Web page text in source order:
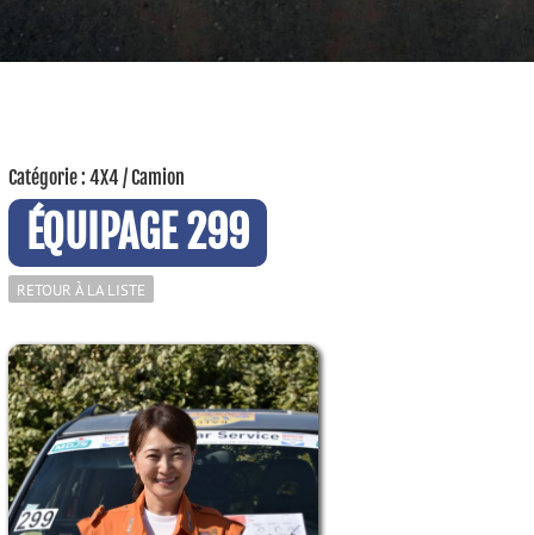
Catégorie : 4X4 / Camion
ÉQUIPAGE 299
RETOUR À LA LISTE